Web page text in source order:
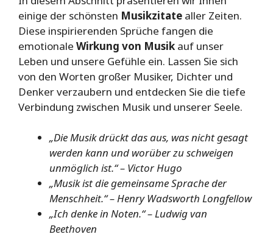
einige der schönsten Musikzitate aller Zeiten.
Diese inspirierenden Sprüche fangen die
emotionale Wirkung von Musik auf unser
Leben und unsere Gefühle ein. Lassen Sie sich
von den Worten großer Musiker, Dichter und
Denker verzaubern und entdecken Sie die tiefe
Verbindung zwischen Musik und unserer Seele.
„Die Musik drückt das aus, was nicht gesagt
werden kann und worüber zu schweigen
unmöglich ist.“ – Victor Hugo
„Musik ist die gemeinsame Sprache der
Menschheit.“ – Henry Wadsworth Longfellow
„Ich denke in Noten.“ – Ludwig van
Beethoven